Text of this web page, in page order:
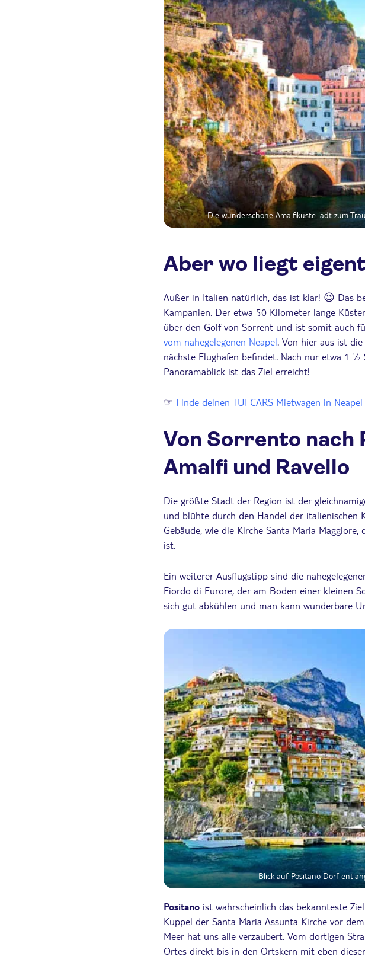
Die wunderschöne Amalfiküste lädt zum
Aber wo liegt
Außer in Italien natürlich, das ist klar! 😉 Das
Kampanien. Der etwa 50 Kilometer lange
über den Golf von Sorrent und ist somit auch
vom nahegelegenen Neapel. Von hier aus ist
nächste Flughafen befindet. Nach nur etwa 1
Panoramablick ist das Ziel erreicht!
☞ Finde deinen TUI CARS Mietwagen in Neapel
Von Sorrento nach
Amalfi und Ravello
Die größte Stadt der Region ist der
und blühte durch den Handel der italienischen
Gebäude, wie die Kirche Santa Maria
ist.
Ein weiterer Ausflugstipp sind die
Fiordo di Furore, der am Boden einer kleinen
sich gut abkühlen und man kann wunderbare
Blick auf Positano Dorf
Positanoist wahrscheinlich das bekannteste
Kuppel der Santa Maria Assunta Kirche vor
Meer hat uns alle verzaubert. Vom dortigen
Ortes direkt bis in den Ortskern mit eben